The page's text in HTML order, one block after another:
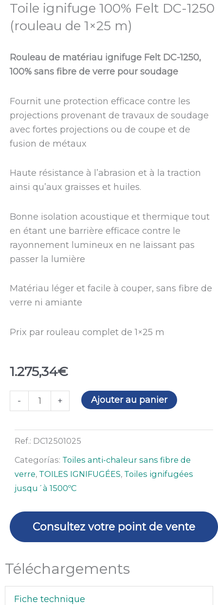
Toile ignifuge 100% Felt DC-1250
(rouleau de 1×25 m)
Rouleau de matériau ignifuge Felt DC-1250,
100% sans fibre de verre pour soudage
Fournit une protection efficace contre les
projections provenant de travaux de soudage
avec fortes projections ou de coupe et de
fusion de métaux
Haute résistance à l’abrasion et à la traction
ainsi qu’aux graisses et huiles.
Bonne isolation acoustique et thermique tout
en étant une barrière efficace contre le
rayonnement lumineux en ne laissant pas
passer la lumière
Matériau léger et facile à couper, sans fibre de
verre ni amiante
Prix par rouleau complet de 1×25 m
1.275,34€
-
quantité
de
ignifuge
DC-
1250
(rouleau
de
1x25
+ Ajouter au panier
Ref.: DC12501025
Categorías: Toiles anti-chaleur sans fibre de
verre, TOILES IGNIFUGÉES, Toiles ignifugées
jusqu´à 1500ºC
Consultez votre point de vente
Téléchargements
Fiche technique